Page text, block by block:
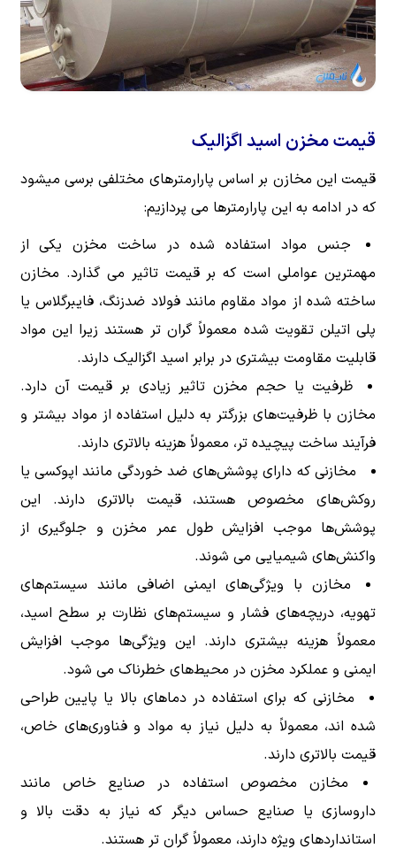
قیمت مخزن اسید اگزالیک
قیمت این مخازن بر اساس پارارمتر‌های مختلفی برسی میشود
که در ادامه به این پارارمتر‌ها می پردازیم:
جنس مواد استفاده شده در ساخت مخزن یکی از
مهمترین عواملی است که بر قیمت تاثیر می گذارد. مخازن
ساخته شده از مواد مقاوم مانند فولاد ضدزنگ، فایبرگلاس یا
پلی اتیلن تقویت شده معمولاً گران تر هستند زیرا این مواد
قابلیت مقاومت بیشتری در برابر اسید اگزالیک دارند.
ظرفیت یا حجم مخزن تاثیر زیادی بر قیمت آن دارد.
مخازن با ظرفیت‌های بزرگتر به دلیل استفاده از مواد بیشتر و
فرآیند ساخت پیچیده تر، معمولاً هزینه بالاتری دارند.
مخازنی که دارای پوشش‌های ضد خوردگی مانند اپوکسی یا
روکش‌های مخصوص هستند، قیمت بالاتری دارند. این
پوشش‌ها موجب افزایش طول عمر مخزن و جلوگیری از
واکنش‌های شیمیایی می شوند.
مخازن با ویژگی‌های ایمنی اضافی مانند سیستم‌های
تهویه، دریچه‌های فشار و سیستم‌های نظارت بر سطح اسید،
معمولاً هزینه بیشتری دارند. این ویژگی‌ها موجب افزایش
ایمنی و عملکرد مخزن در محیط‌های خطرناک می شود.
مخازنی که برای استفاده در دماهای بالا یا پایین طراحی
شده اند، معمولاً به دلیل نیاز به مواد و فناوری‌های خاص،
قیمت بالاتری دارند.
مخازن مخصوص استفاده در صنایع خاص مانند
داروسازی یا صنایع حساس دیگر که نیاز به دقت بالا و
استانداردهای ویژه دارند، معمولاً گران تر هستند.